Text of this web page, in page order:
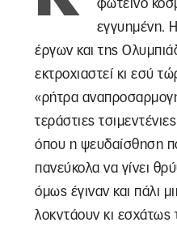
φωτεινό
εγγυημένη.
έργων και της
εκτροχιαστεί κι εσύ
«ρήτρα
τεράστιες
όπου η ψευδαίσθηση
πανεύκολα να γίνει
όμως έγιναν και πάλι
λοκντάουν κι εσχάτως